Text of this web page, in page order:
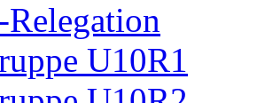
U10R1